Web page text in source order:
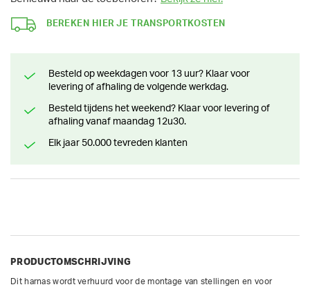
BEREKEN HIER JE TRANSPORTKOSTEN
Besteld op weekdagen voor 13 uur? Klaar voor
levering of afhaling de volgende werkdag.
Besteld tijdens het weekend? Klaar voor levering of
afhaling vanaf maandag 12u30.
Elk jaar 50.000 tevreden klanten
PRODUCTOMSCHRIJVING
Dit harnas wordt verhuurd voor de montage van stellingen en voor